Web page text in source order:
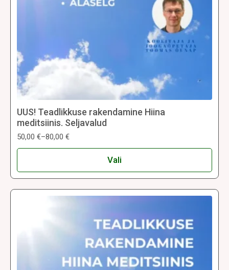
UUS! Teadlikkuse rakendamine Hiina
meditsiinis. Seljavalud
50,00 €–80,00 €
Hinnavahemik:
50,00 €
80,00 €
Vali
Sellel
on
mitu